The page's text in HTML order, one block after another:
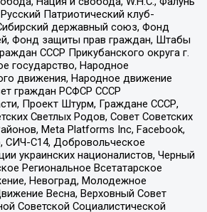
Патриотический клуб-
державный союз, Фонд
Фонд защиты прав граждан, Штабы
СССР Прикубанского округа г.
государство, Народное
движения, Народное движение
граждан РСФСР СССР
Проект Штурм, Граждане СССР,
Светлых Родов, Совет Советских
Meta Platforms Inc, Facebook,
СИЧ-С14, Добровольческое
украинских националистов, Черный
Региональное Всетатарское
Невоград, Молодежное
Весна, Верховный Совет
Советской Социалистической